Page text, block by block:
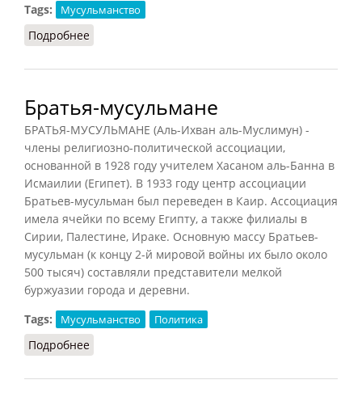
Tags:
Мусульманство
Подробнее
Братья-мусульмане
БРАТЬЯ-МУСУЛЬМАНЕ (Аль-Ихван аль-Муслимун) -
члены религиозно-политической ассоциации,
основанной в 1928 году учителем Хасаном аль-Банна в
Исмаилии (Египет). В 1933 году центр ассоциации
Братьев-мусульман был переведен в Каир. Ассоциация
имела ячейки по всему Египту, а также филиалы в
Сирии, Палестине, Ираке. Основную массу Братьев-
мусульман (к концу 2-й мировой войны их было около
500 тысяч) составляли представители мелкой
буржуазии города и деревни.
Tags:
Мусульманство Политика
Подробнее